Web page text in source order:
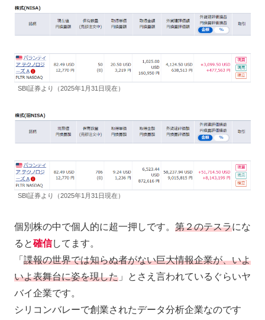
SBI証券より（2025年1月31日現在）
SBI証券より（2025年1月31日現在）
個別株の中で個人的に超一押しです。 第２のテスラにな
ると確信してます。
「 諜報の世界では知らぬ者がない巨大情報企業が、いよ
いよ表舞台に姿を現した 」とさえ言われているぐらいヤ
バイ企業です。
シリコンバレーで創業されたデータ分析企業なのです